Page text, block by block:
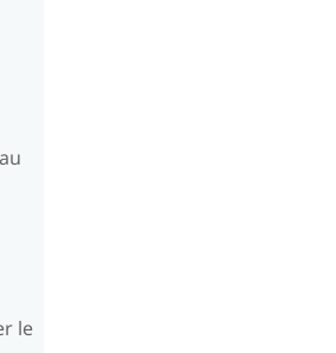
le